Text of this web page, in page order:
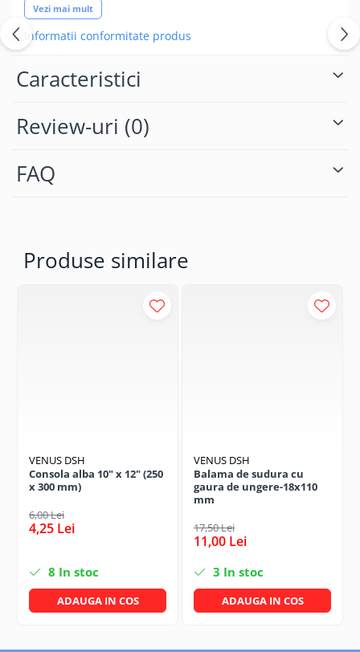
📊 Specificații tehnice
BRAND:STREND PRO
LUNGIME CABLU:120 CM
TIP COD:
UTILIZARE:BICICLETE, TROTINETE, SCUTERE,
ECHIPAMENTE OUTDOOR
Vezi mai mult
Informatii conformitate produs
Caracteristici
Review-uri (0)
FAQ
Produse similare
VENUS DSH
Consola alba 10" x 12" (250
x 300 mm)
6,00 Lei
4,25 Lei
8 In stoc
ADAUGA IN COS
VENUS DSH
Balama de sudura cu
gaura de ungere-18x110
mm
17,50 Lei
11,00 Lei
3 In stoc
ADAUGA IN COS